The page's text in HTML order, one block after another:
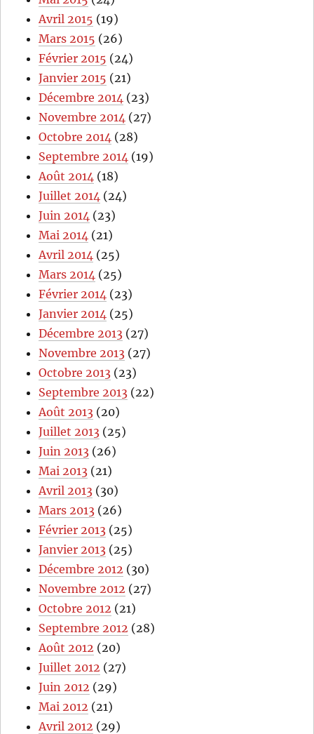
Avril 2015 (19)
Mars 2015 (26)
Février 2015 (24)
Janvier 2015 (21)
Décembre 2014 (23)
Novembre 2014 (27)
Octobre 2014 (28)
Septembre 2014 (19)
Août 2014 (18)
Juillet 2014 (24)
Juin 2014 (23)
Mai 2014 (21)
Avril 2014 (25)
Mars 2014 (25)
Février 2014 (23)
Janvier 2014 (25)
Décembre 2013 (27)
Novembre 2013 (27)
Octobre 2013 (23)
Septembre 2013 (22)
Août 2013 (20)
Juillet 2013 (25)
Juin 2013 (26)
Mai 2013 (21)
Avril 2013 (30)
Mars 2013 (26)
Février 2013 (25)
Janvier 2013 (25)
Décembre 2012 (30)
Novembre 2012 (27)
Octobre 2012 (21)
Septembre 2012 (28)
Août 2012 (20)
Juillet 2012 (27)
Juin 2012 (29)
Mai 2012 (21)
Avril 2012 (29)